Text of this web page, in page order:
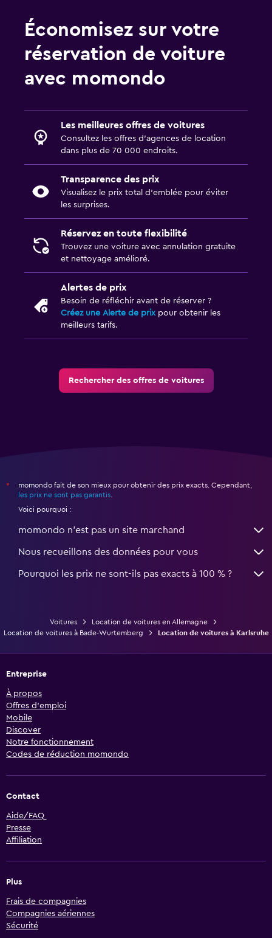
Économisez sur votre
réservation de voiture
avec momondo
Les meilleures offres de voitures
Consultez les offres d’agences de location
dans plus de 70 000 endroits.
Transparence des prix
Visualisez le prix total d’emblée pour éviter
les surprises.
Réservez en toute flexibilité
Trouvez une voiture avec annulation gratuite
et nettoyage amélioré.
Alertes de prix
Besoin de réfléchir avant de réserver ?
Créez une Alerte de prixpour obtenir les
meilleurs tarifs.
Rechercher des offres de voitures
*
momondo fait de son mieux pour obtenir des prix exacts. Cependant,
les prix ne sont pas garantis
Voici pourquoi :
momondo n'est pas un site marchand
Nous recueillons des données pour vous
Pourquoi les prix ne sont-ils pas exacts à 100 % ?
Voitures
Location de voitures en Allemagne
Location de voitures à Bade-Wurtemberg
Location de voitures à Karlsruhe
Entreprise
À propos
Offres d’emploi
Mobile
Discover
Notre fonctionnement
Codes de réduction momondo
Contact
Aide/FAQ
Presse
Affiliation
Plus
Frais de compagnies
Compagnies aériennes
Sécurité